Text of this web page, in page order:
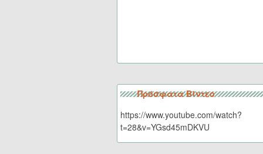
Πρόσφατα Βίντεο
https://www.youtube.com/watch?
t=28&v=YGsd45mDKVU